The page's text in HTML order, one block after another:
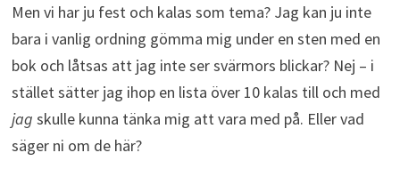
Men vi har ju fest och kalas som tema? Jag kan ju inte
bara i vanlig ordning gömma mig under en sten med en
bok och låtsas att jag inte ser svärmors blickar? Nej – i
stället sätter jag ihop en lista över 10 kalas till och med
jag skulle kunna tänka mig att vara med på. Eller vad
säger ni om de här?